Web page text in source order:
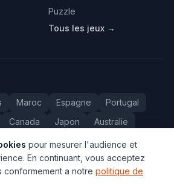
Puzzle
Tous les jeux →
Maroc Espagne
Portugal
Canada Japon
Australie
Tunisie Belgique Drapeaux
pour mesurer l'audience et
En continuant, vous acceptez
a notre politique de